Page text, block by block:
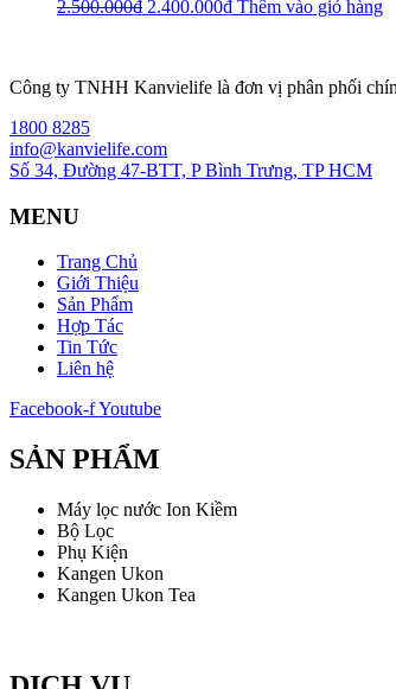
2.500.000₫ Giá
2.400.000₫Giá
2.400.000₫.
Thêm vào giỏ hàng
Công ty TNHH Kanvielife là đơn vị phân phối
1800 8285
info@kanvielife.com
Số 34, Đường 47-BTT, P Bình Trưng, TP HCM
MENU
Trang Chủ
Giới Thiệu
Sản Phẩm
Hợp Tác
Tin Tức
Liên hệ
Facebook-fYoutube
SẢN PHẨM
Máy lọc nước Ion Kiềm
Bộ Lọc
Phụ Kiện
Kangen Ukon
Kangen Ukon Tea